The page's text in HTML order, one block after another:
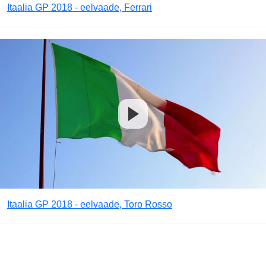
Itaalia GP 2018 - eelvaade, Ferrari
Itaalia GP 2018 - eelvaade, Toro Rosso